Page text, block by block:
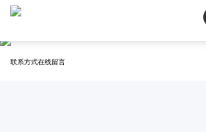
联系我们
联系方式在线留言